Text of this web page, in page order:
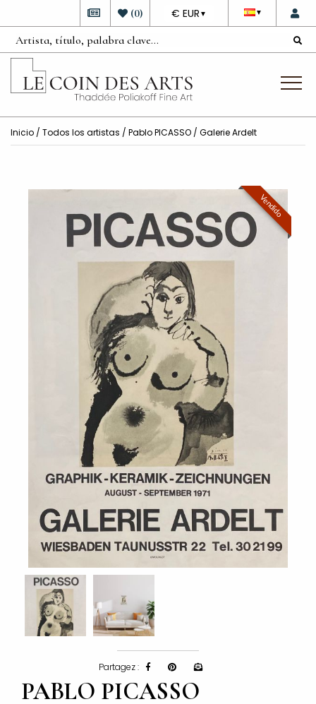
▼
DEVISE
€ EUR ▼
(0)
Inicio / Todos los artistas / Pablo PICASSO / Galerie Ardelt
Vendido
Partagez :
PABLO PICASSO